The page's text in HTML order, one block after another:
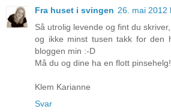
Fra huset i svingen 26. mai 2012
Så utrolig levende og fint du skriver,
og ikke minst tusen takk for den
bloggen min :-D
Må du og dine ha en flott
Klem Karianne
Svar